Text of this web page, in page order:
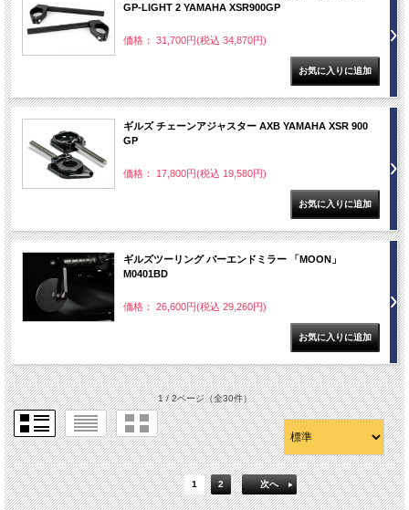
GP-LIGHT 2 YAMAHA XSR900GP
価格： 31,700円(税込 34,870円)
ギルズ チェーンアジャスター AXB YAMAHA XSR 900
GP
価格： 17,800円(税込 19,580円)
ギルズツーリング バーエンドミラー 「MOON」
M0401BD
価格： 26,600円(税込 29,260円)
1 / 2ページ（全30件）
1 2 次へ